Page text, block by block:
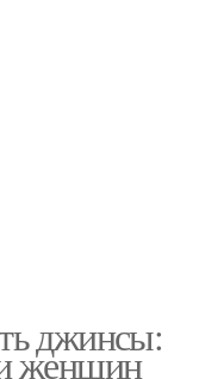
джинсы:
женщин